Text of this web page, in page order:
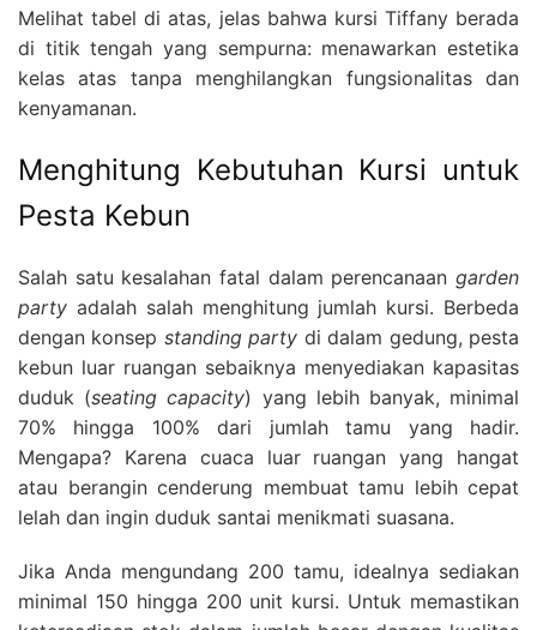
Melihat tabel di atas, jelas bahwa kursi Tiffany berada
di titik tengah yang sempurna: menawarkan estetika
kelas atas tanpa menghilangkan fungsionalitas dan
kenyamanan.
Menghitung Kebutuhan Kursi untuk
Pesta Kebun
Salah satu kesalahan fatal dalam perencanaan garden
party adalah salah menghitung jumlah kursi. Berbeda
dengan konsep standing party di dalam gedung, pesta
kebun luar ruangan sebaiknya menyediakan kapasitas
duduk (seating capacity) yang lebih banyak, minimal
70% hingga 100% dari jumlah tamu yang hadir.
Mengapa? Karena cuaca luar ruangan yang hangat
atau berangin cenderung membuat tamu lebih cepat
lelah dan ingin duduk santai menikmati suasana.
Jika Anda mengundang 200 tamu, idealnya sediakan
minimal 150 hingga 200 unit kursi. Untuk memastikan